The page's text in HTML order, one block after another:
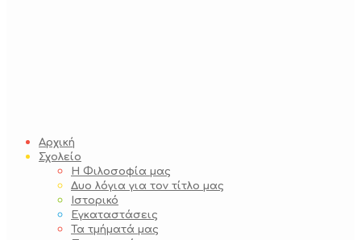
Αρχική
Σχολείο
Η Φιλοσοφία μας
Δυο λόγια για τον τίτλο μας
Ιστορικό
Εγκαταστάσεις
Τα τμήματά μας